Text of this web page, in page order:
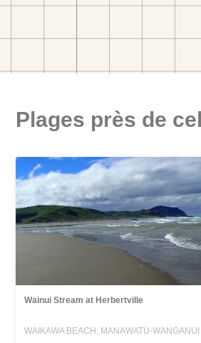
Plages près de
Wainui Stream at Herbertville
WAIKAWA BEACH, MANAWATU-WANGANUI